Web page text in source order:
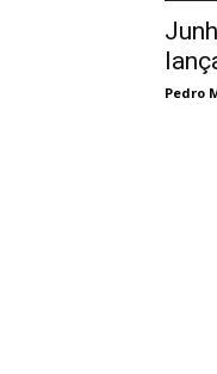
Pedro